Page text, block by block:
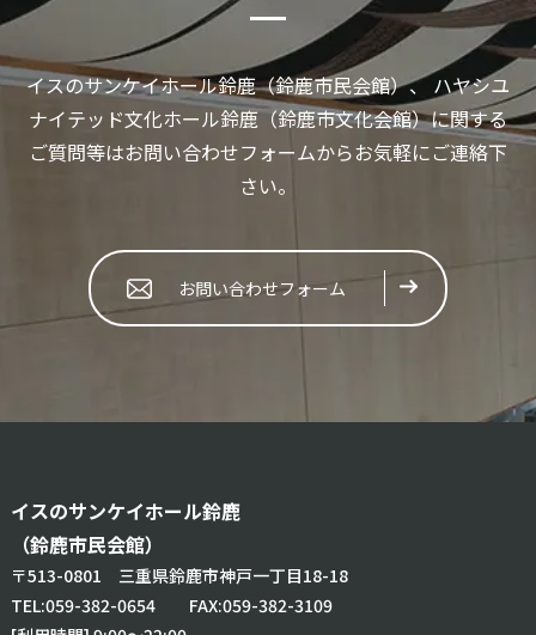
イスのサンケイホール鈴鹿（鈴鹿市民会館）、 ハヤシユ
ナイテッド文化ホール鈴鹿（鈴鹿市文化会館）に関する
ご質問等はお問い合わせフォームからお気軽にご連絡下
さい。
お問い合わせフォーム
イスのサンケイホール鈴鹿
（鈴鹿市民会館）
〒513-0801 三重県鈴鹿市神戸一丁目18-18
TEL:059-382-0654FAX:059-382-3109